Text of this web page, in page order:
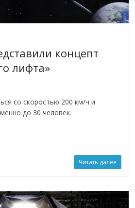
концепт
лифта»
со скоростью 200 км/ч и
до 30 человек.
Читать далее